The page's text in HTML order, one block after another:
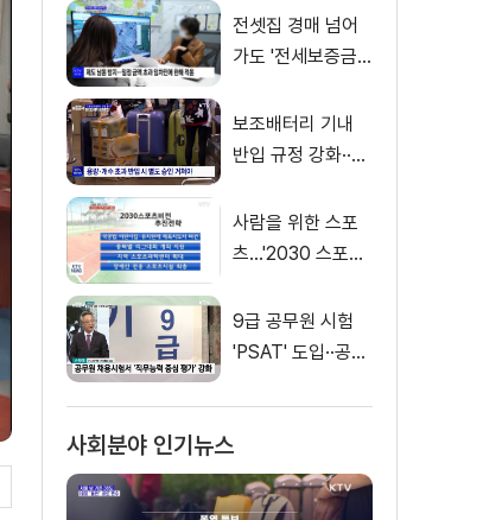
전셋집 경매 넘어
가도 '전세보증금'
보조배터리 기내
반입 규정 강화··
사람을 위한 스포
츠…'2030 스포츠
9급 공무원 시험
'PSAT' 도입··공정
사회분야 인기뉴스